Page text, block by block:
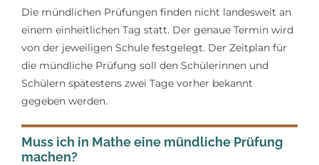
Die mündlichen Prüfungen finden nicht landesweit an
einem einheitlichen Tag statt. Der genaue Termin wird
von der jeweiligen Schule festgelegt. Der Zeitplan für
die mündliche Prüfung soll den Schülerinnen und
Schülern spätestens zwei Tage vorher bekannt
gegeben werden.
Muss ich in Mathe eine mündliche Prüfung
machen?